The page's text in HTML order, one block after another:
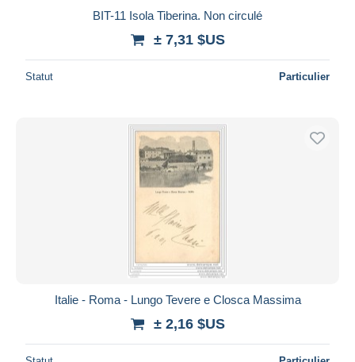
BIT-11 Isola Tiberina. Non circulé
± 7,31 $US
Statut Particulier
Italie - Roma - Lungo Tevere e Closca Massima
± 2,16 $US